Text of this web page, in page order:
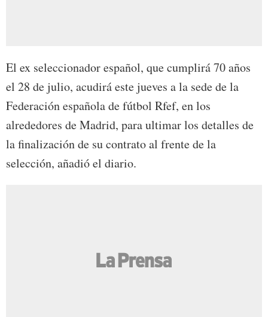
El ex seleccionador español, que cumplirá 70 años
el 28 de julio, acudirá este jueves a la sede de la
Federación española de fútbol Rfef, en los
alrededores de Madrid, para ultimar los detalles de
la finalización de su contrato al frente de la
selección, añadió el diario.